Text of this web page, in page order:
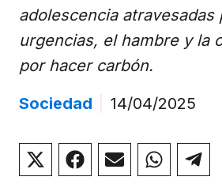
adolescencia atravesadas
urgencias, el hambre y la
por hacer carbón.
Sociedad
14/04/2025
Compartir
Compartir
Compartir